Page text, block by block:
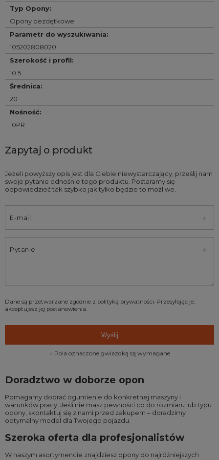
Typ Opony:
Opony bezdętkowe
Parametr do wyszukiwania:
105202808020
Szerokość i profil:
10.5
Średnica:
20
Nośność:
10PR
Zapytaj o produkt
Jeżeli powyższy opis jest dla Ciebie niewystarczający, prześlij nam
swoje pytanie odnośnie tego produktu. Postaramy się
odpowiedzieć tak szybko jak tylko będzie to możliwe.
E-mail
Pytanie
Dane są przetwarzane zgodnie z polityką prywatności. Przesyłając je,
akceptujesz jej postanowienia.
Wyślij
Pola oznaczone gwiazdką są wymagane
Doradztwo w doborze opon
Pomagamy dobrać ogumienie do konkretnej maszyny i
warunków pracy. Jeśli nie masz pewności co do rozmiaru lub typu
opony, skontaktuj się z nami przed zakupem – doradzimy
optymalny model dla Twojego pojazdu.
Szeroka oferta dla profesjonalistów
W naszym asortymencie znajdziesz opony do najróżniejszych